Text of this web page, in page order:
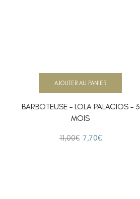
BARBOTEUSE – LOLA PALACIOS – 3
MOIS
11,00€ 7,70€
AJOUTER AU PANIER